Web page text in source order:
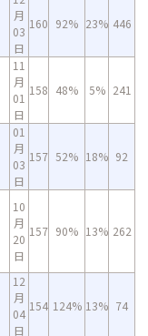
月
03
日
160 92% 23% 446
11
月
01
日
158 48% 5% 241
01
月
03
日
157 52% 18% 92
10
月
20
日
157 90% 13% 262
12
月
04
日
154 124% 13% 74